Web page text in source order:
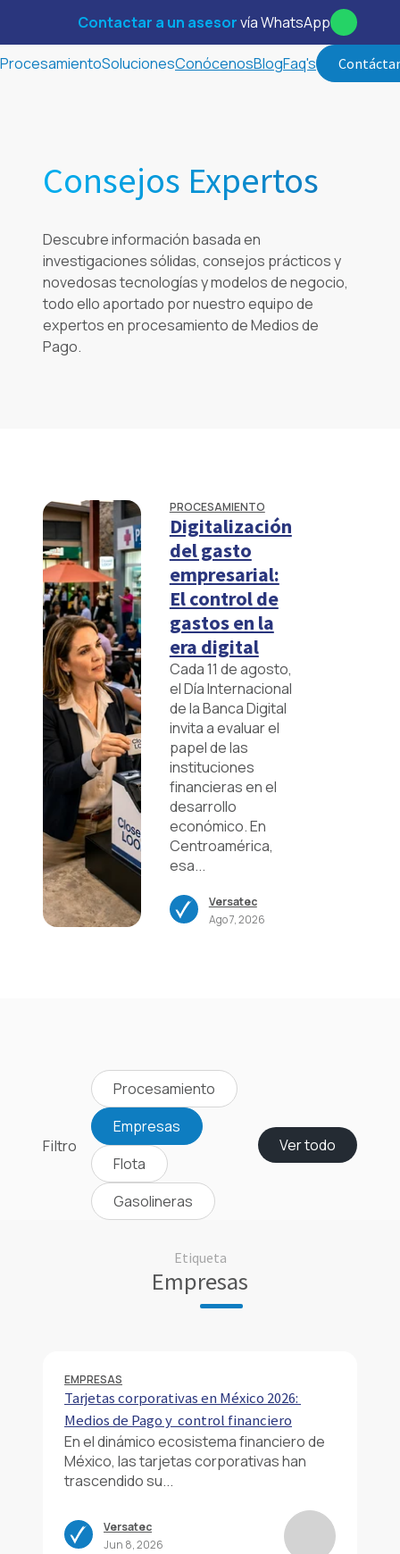
Contactar a un asesorvía WhatsApp
ProcesamientoSolucionesConócenosBlogFaq's
Consejos Expertos
Descubre información basada en
investigaciones sólidas, consejos prácticos y
novedosas tecnologías y modelos de negocio,
todo ello aportado por nuestro equipo de
expertos en procesamiento de Medios de
Pago.
PROCESAMIENTO
Digitalización
del gasto
empresarial:
El control de
gastos en la
era digital
Cada 11 de agosto,
el Día Internacional
de la Banca Digital
invita a evaluar el
papel de las
instituciones
financieras en el
desarrollo
económico. En
Centroamérica,
esa...
Versatec
Ago 7, 2026
Filtro
Procesamiento
Empresas
Flota
Gasolineras
Ver todo
Etiqueta
Empresas
EMPRESAS
Tarjetas corporativas en México 2026:
Medios de Pago y control financiero
En el dinámico ecosistema financiero de
México, las tarjetas corporativas han
trascendido su...
Versatec
Jun 8, 2026